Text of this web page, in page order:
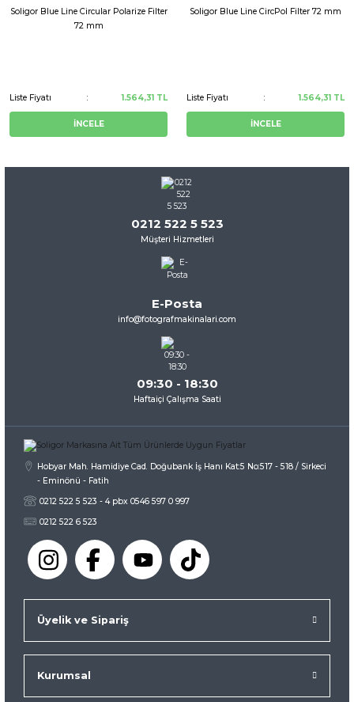
Soligor Blue Line Circular Polarize Filter
72 mm
Liste Fiyatı 1.564,31 TL
İNCELE
Soligor Blue Line CircPol Filter 72 mm
Liste Fiyatı 1.564,31 TL
İNCELE
0212 522 5 523
Müşteri Hizmetleri
E-Posta
info@fotografmakinalari.com
09:30 - 18:30
Haftaiçi Çalışma Saati
Hobyar Mah. Hamidiye Cad. Doğubank İş Hanı Kat:5 No:517 - 518 / Sirkeci
- Eminönü - Fatih
0212 522 5 523 - 4 pbx 0546 597 0 997
0212 522 6 523
Üyelik ve Sipariş
Kurumsal